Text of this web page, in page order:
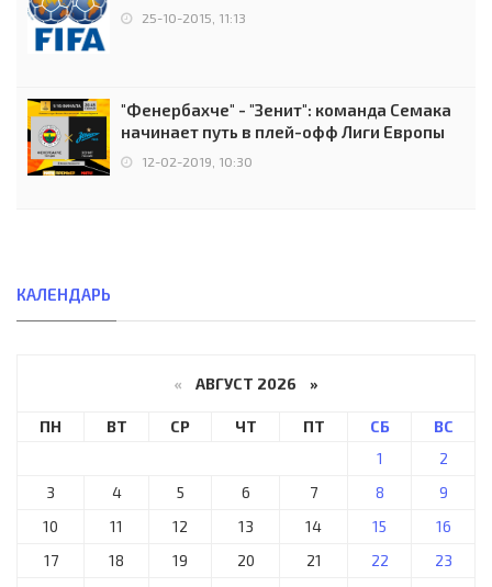
25-10-2015, 11:13
"Фенербахче" - "Зенит": команда Семака
начинает путь в плей-офф Лиги Европы
12-02-2019, 10:30
КАЛЕНДАРЬ
« АВГУСТ 2026 »
ПН ВТ СР ЧТ ПТ СБ
ВС
1
2
3
4 5 6 7 8
9
10
11 12 13 14 15
16
17
18 19 20 21 22
23